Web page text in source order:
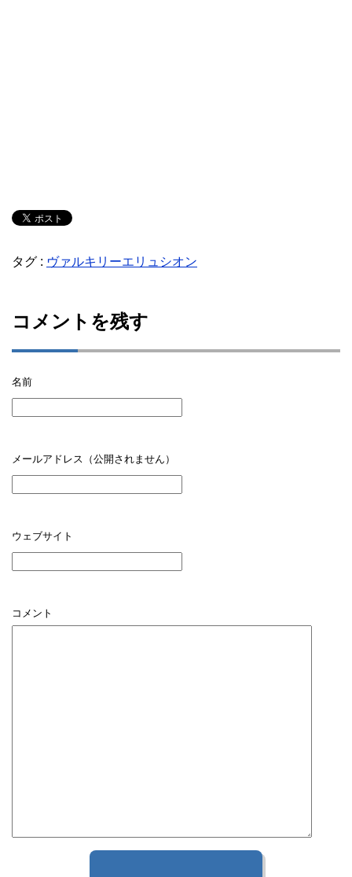
タグ : ヴァルキリーエリュシオン
コメントを残す
名前
メールアドレス（公開されません）
ウェブサイト
コメント